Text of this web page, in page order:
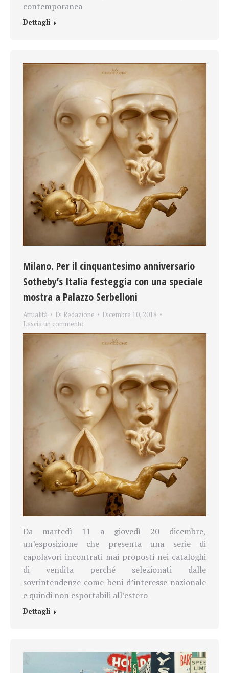
contemporanea
Dettagli
Milano. Per il cinquantesimo anniversario
Sotheby’s Italia festeggia con una speciale
mostra a Palazzo Serbelloni
Attualità Di Redazione
Dicembre 10, 2018
Lascia un commento
Da martedì 11 a giovedì 20 dicembre,
un’esposizione che presenta una serie di
capolavori incontrati mai proposti nei cataloghi
di vendita perché selezionati dalle
sovrintendenze come beni d’interesse nazionale
e quindi non esportabili all’estero
Dettagli